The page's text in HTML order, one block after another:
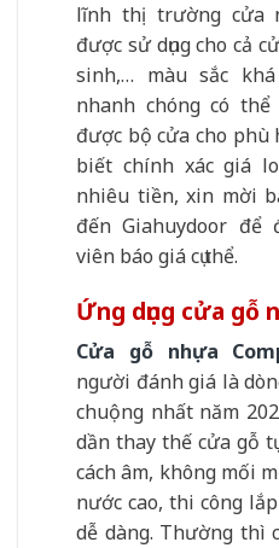
lĩnh thị trường cửa
được sử dụng cho cả
sinh,… màu sắc
nhanh chóng có
được bộ cửa cho
biết chính xác giá
nhiêu tiền, xin mời
đến Giahuydoor
viên báo giá cụ thể.
Ứng dụng cửa gỗ
Cửa gỗ nhựa
người đánh giá là
chuộng nhất năm
dần thay thế cửa gỗ
cách âm, không mối
nước cao, thi công
dễ dàng. Thường thì